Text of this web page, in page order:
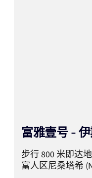
富雅壹号 -
步行 800 米即达
富人区尼桑塔希